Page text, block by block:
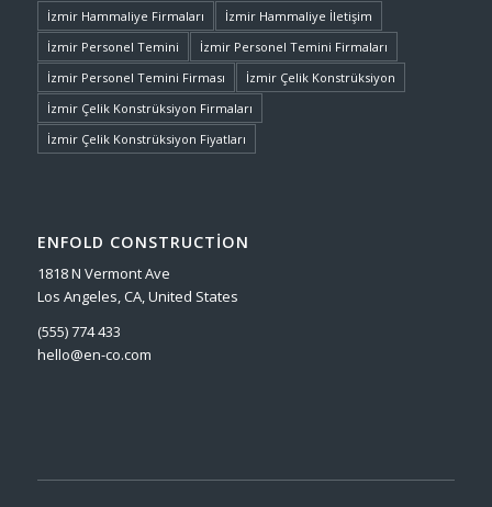
İzmir Hammaliye Firmaları
İzmir Hammaliye İletişim
İzmir Personel Temini
İzmir Personel Temini Firmaları
İzmir Personel Temini Firması
İzmir Çelik Konstrüksiyon
İzmir Çelik Konstrüksiyon Firmaları
İzmir Çelik Konstrüksiyon Fiyatları
ENFOLD CONSTRUCTION
1818 N Vermont Ave
Los Angeles, CA, United States
(555) 774 433
hello@en-co.com